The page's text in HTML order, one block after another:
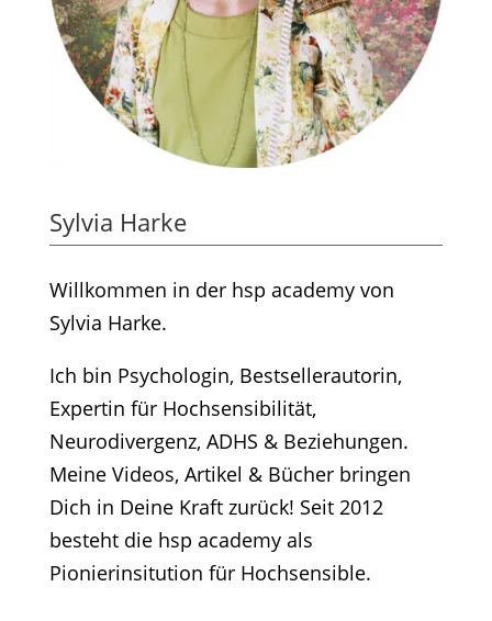
Sylvia Harke
Willkommen in der hsp academy von
Sylvia Harke.
Ich bin Psychologin, Bestsellerautorin,
Expertin für Hochsensibilität,
Neurodivergenz, ADHS & Beziehungen.
Meine Videos, Artikel & Bücher bringen
Dich in Deine Kraft zurück! Seit 2012
besteht die hsp academy als
Pionierinsitution für Hochsensible.